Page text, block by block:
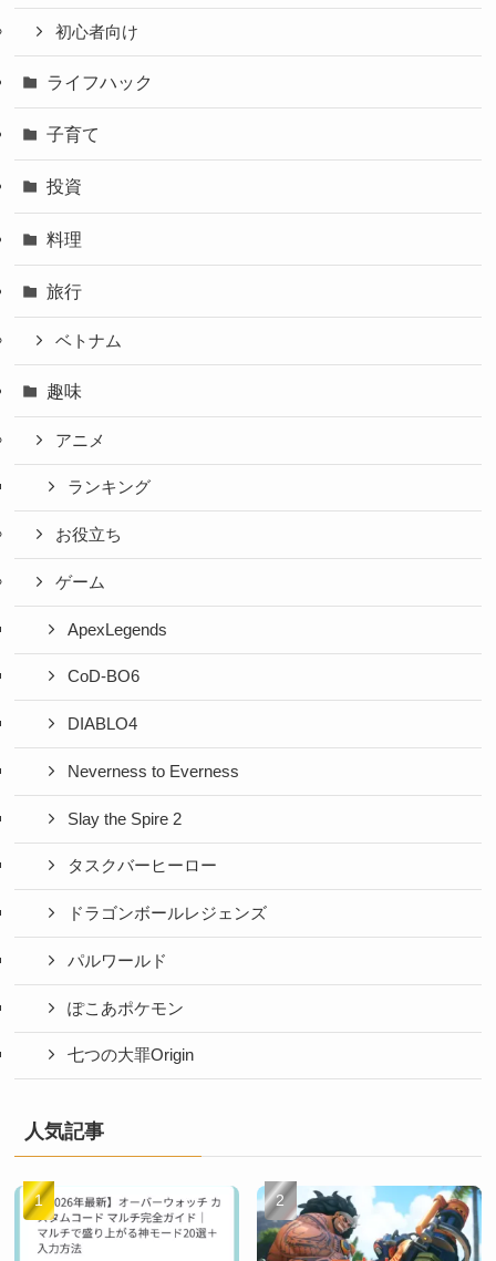
初心者向け
ライフハック
子育て
投資
料理
旅行
ベトナム
趣味
アニメ
ランキング
お役立ち
ゲーム
ApexLegends
CoD-BO6
DIABLO4
Neverness to Everness
Slay the Spire 2
タスクバーヒーロー
ドラゴンボールレジェンズ
パルワールド
ぽこあポケモン
七つの大罪Origin
人気記事